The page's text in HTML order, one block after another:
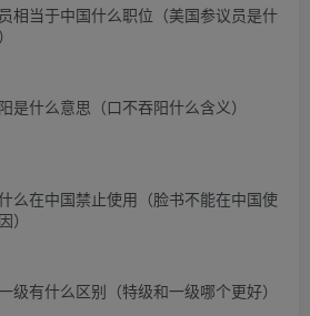
相当于中国什么职位（美国参议员是什
是什么意思（口不吞阳什么含义）
么在中国禁止使用（脸书不能在中国使
）
级有什么区别（特级和一级哪个更好）